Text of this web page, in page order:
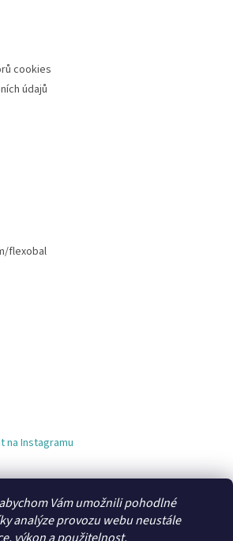
Vám umožnili pohodlné
analýze provozu webu neustále
cookies
údajů
flexobal
na Instagramu